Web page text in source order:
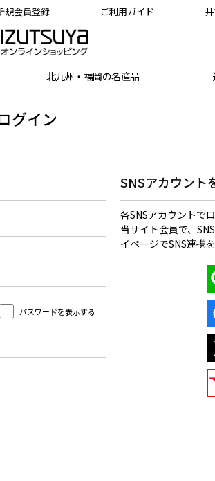
規会員登録 ご利用ガイド
北九州・福岡の名産品
グイン
パスワードを表示する
SNSアカウント
各SNSアカウントで
当サイト会員で、
イページでSNS連携